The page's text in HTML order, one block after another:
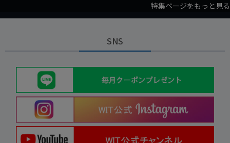
特集ページをもっと見る
SNS